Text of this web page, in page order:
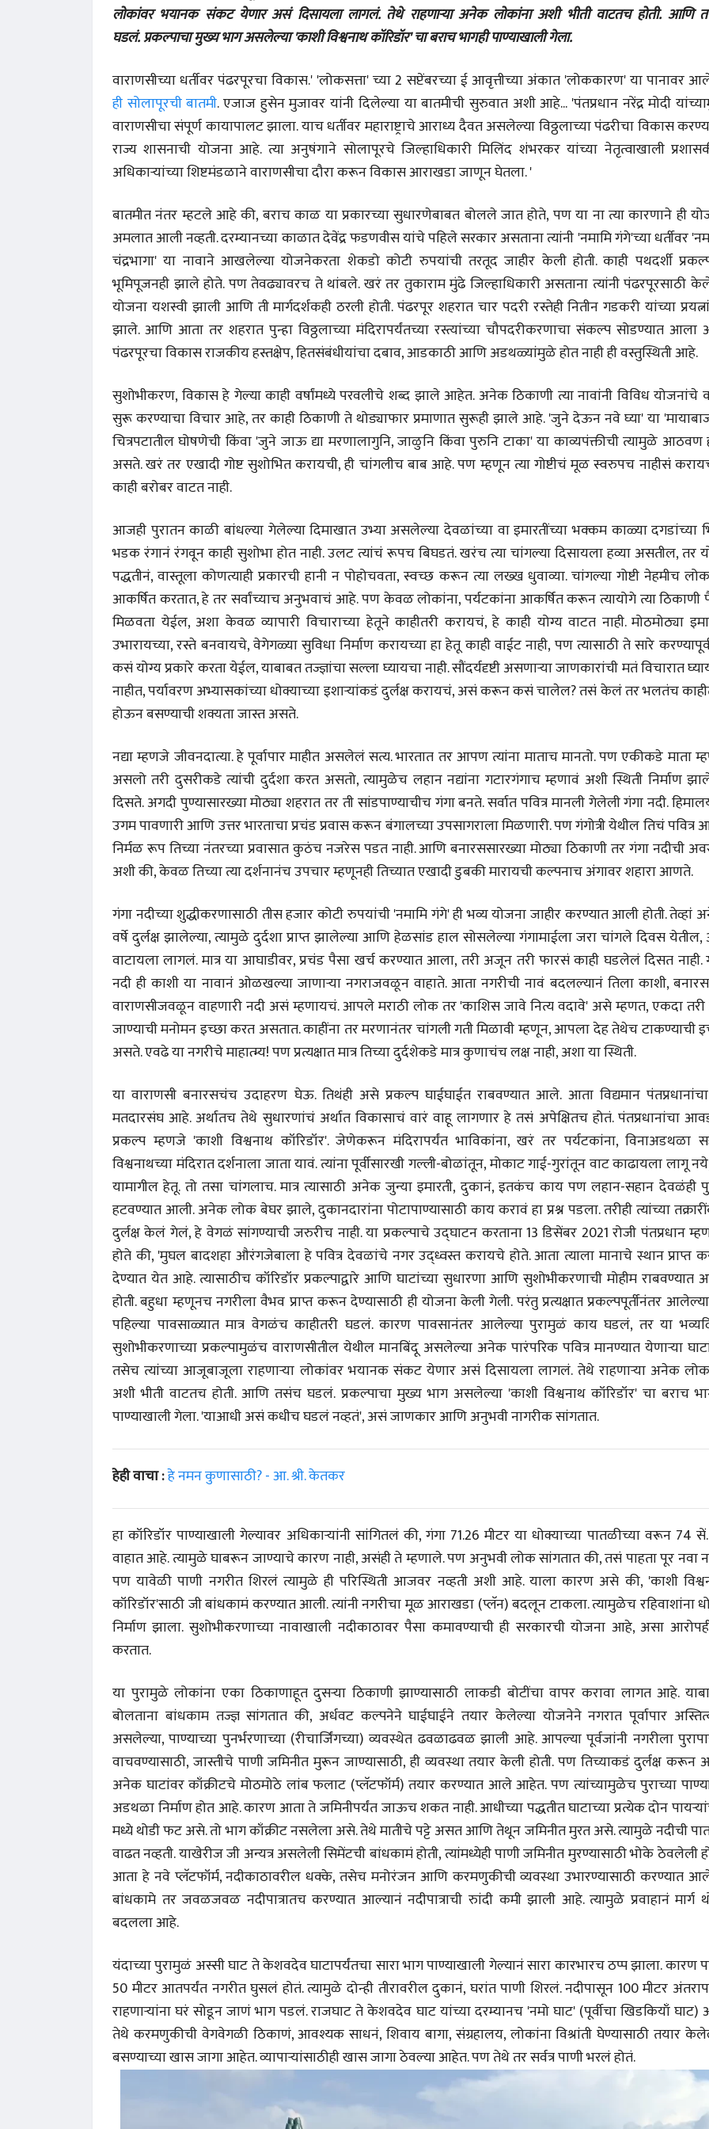
लोकांवर भयानक संकट येणार असं दिसायला लागलं. तेथे राहणाऱ्या अनेक लोकांना अशी भीती वाटतच होती. आणि
घडलं. प्रकल्पाचा मुख्य भाग असलेल्या 'काशी विश्वनाथ कॉरिडॉर' चा बराच भागही पाण्याखाली गेला.
वाराणसीच्या धर्तीवर पंढरपूरचा विकास.' 'लोकसत्ता' च्या 2 सप्टेंबरच्या ई आवृत्तीच्या अंकात 'लोककारण' या पानावर
ही सोलापूरची बातमी. एजाज हुसेन मुजावर यांनी दिलेल्या या बातमीची सुरुवात अशी आहे... 'पंतप्रधान नरेंद्र मोदी
वाराणसीचा संपूर्ण कायापालट झाला. याच धर्तीवर महाराष्ट्राचे आराध्य दैवत असलेल्या विठ्ठलाच्या पंढरीचा विकास
राज्य शासनाची योजना आहे. त्या अनुषंगाने सोलापूरचे जिल्हाधिकारी मिलिंद शंभरकर यांच्या नेतृत्वाखाली
अधिकाऱ्यांच्या शिष्टमंडळाने वाराणसीचा दौरा करून विकास आराखडा जाणून घेतला. '
बातमीत नंतर म्हटले आहे की, बराच काळ या प्रकारच्या सुधारणेबाबत बोलले जात होते, पण या ना त्या कारणाने ही
अमलात आली नव्हती. दरम्यानच्या काळात देवेंद्र फडणवीस यांचे पहिले सरकार असताना त्यांनी 'नमामि गंगे'च्या धर्तीवर
चंद्रभागा' या नावाने आखलेल्या योजनेकरता शेकडो कोटी रुपयांची तरतूद जाहीर केली होती. काही पथदर्शी
भूमिपूजनही झाले होते. पण तेवढ्यावरच ते थांबले. खरं तर तुकाराम मुंढे जिल्हाधिकारी असताना त्यांनी पंढरपूरसाठी
योजना यशस्वी झाली आणि ती मार्गदर्शकही ठरली होती. पंढरपूर शहरात चार पदरी रस्तेही नितीन गडकरी यांच्या
झाले. आणि आता तर शहरात पुन्हा विठ्ठलाच्या मंदिरापर्यंतच्या रस्त्यांच्या चौपदरीकरणाचा संकल्प सोडण्यात आला
पंढरपूरचा विकास राजकीय हस्तक्षेप, हितसंबंधीयांचा दबाव, आडकाठी आणि अडथळ्यांमुळे होत नाही ही वस्तुस्थिती आहे.
सुशोभीकरण, विकास हे गेल्या काही वर्षांमध्ये परवलीचे शब्द झाले आहेत. अनेक ठिकाणी त्या नावांनी विविध योजनांचे
सुरू करण्याचा विचार आहे, तर काही ठिकाणी ते थोड्याफार प्रमाणात सुरूही झाले आहे. 'जुने देऊन नवे घ्या' या
चित्रपटातील घोषणेची किंवा 'जुने जाऊ द्या मरणालागुनि, जाळुनि किंवा पुरुनि टाका' या काव्यपंक्तीची त्यामुळे आठवण
असते. खरं तर एखादी गोष्ट सुशोभित करायची, ही चांगलीच बाब आहे. पण म्हणून त्या गोष्टीचं मूळ स्वरुपच नाहीसं
काही बरोबर वाटत नाही.
आजही पुरातन काळी बांधल्या गेलेल्या दिमाखात उभ्या असलेल्या देवळांच्या वा इमारतींच्या भक्कम काळ्या दगडांच्या
भडक रंगानं रंगवून काही सुशोभा होत नाही. उलट त्यांचं रूपच बिघडतं. खरंच त्या चांगल्या दिसायला हव्या असतील, तर
पद्धतीनं, वास्तूला कोणत्याही प्रकारची हानी न पोहोचवता, स्वच्छ करून त्या लख्ख धुवाव्या. चांगल्या गोष्टी नेहमीच
आकर्षित करतात, हे तर सर्वांच्याच अनुभवाचं आहे. पण केवळ लोकांना, पर्यटकांना आकर्षित करून त्यायोगे त्या ठिकाणी
मिळवता येईल, अशा केवळ व्यापारी विचाराच्या हेतूने काहीतरी करायचं, हे काही योग्य वाटत नाही. मोठमोठ्या
उभारायच्या, रस्ते बनवायचे, वेगेगळ्या सुविधा निर्माण करायच्या हा हेतू काही वाईट नाही, पण त्यासाठी ते सारे
कसं योग्य प्रकारे करता येईल, याबाबत तज्ज्ञांचा सल्ला घ्यायचा नाही. सौंदर्यदृष्टी असणाऱ्या जाणकारांची मतं विचारात
नाहीत, पर्यावरण अभ्यासकांच्या धोक्याच्या इशाऱ्यांकडं दुर्लक्ष करायचं, असं करून कसं चालेल? तसं केलं तर भलतंच
होऊन बसण्याची शक्यता जास्त असते.
नद्या म्हणजे जीवनदात्या. हे पूर्वापार माहीत असलेलं सत्य. भारतात तर आपण त्यांना माताच मानतो. पण एकीकडे माता
असलो तरी दुसरीकडे त्यांची दुर्दशा करत असतो, त्यामुळेच लहान नद्यांना गटारगंगाच म्हणावं अशी स्थिती निर्माण
दिसते. अगदी पुण्यासारख्या मोठ्या शहरात तर ती सांडपाण्याचीच गंगा बनते. सर्वात पवित्र मानली गेलेली गंगा नदी.
उगम पावणारी आणि उत्तर भारताचा प्रचंड प्रवास करून बंगालच्या उपसागराला मिळणारी. पण गंगोत्री येथील तिचं पवित्र
निर्मळ रूप तिच्या नंतरच्या प्रवासात कुठंच नजरेस पडत नाही. आणि बनारससारख्या मोठ्या ठिकाणी तर गंगा नदीची
अशी की, केवळ तिच्या त्या दर्शनानंच उपचार म्हणूनही तिच्यात एखादी डुबकी मारायची कल्पनाच अंगावर शहारा आणते.
गंगा नदीच्या शुद्धीकरणासाठी तीस हजार कोटी रुपयांची 'नमामि गंगे' ही भव्य योजना जाहीर करण्यात आली होती. तेव्हां
वर्षे दुर्लक्ष झालेल्या, त्यामुळे दुर्दशा प्राप्त झालेल्या आणि हेळसांड हाल सोसलेल्या गंगामाईला जरा चांगले दिवस
वाटायला लागलं. मात्र या आघाडीवर, प्रचंड पैसा खर्च करण्यात आला, तरी अजून तरी फारसं काही घडलेलं दिसत नाही.
नदी ही काशी या नावानं ओळखल्या जाणाऱ्या नगराजवळून वाहाते. आता नगरीची नावं बदलल्यानं तिला काशी,
वाराणसीजवळून वाहणारी नदी असं म्हणायचं. आपले मराठी लोक तर 'काशिस जावे नित्य वदावे' असे म्हणत, एकदा
जाण्याची मनोमन इच्छा करत असतात. काहींना तर मरणानंतर चांगली गती मिळावी म्हणून, आपला देह तेथेच टाकण्याची
असते. एवढे या नगरीचे माहात्म्य! पण प्रत्यक्षात मात्र तिच्या दुर्दशेकडे मात्र कुणाचंच लक्ष नाही, अशा या स्थिती.
या वाराणसी बनारसचंच उदाहरण घेऊ. तिथंही असे प्रकल्प घाईघाईत राबवण्यात आले. आता विद्यमान
मतदारसंघ आहे. अर्थातच तेथे सुधारणांचं अर्थात विकासाचं वारं वाहू लागणार हे तसं अपेक्षितच होतं. पंतप्रधानांचा
प्रकल्प म्हणजे 'काशी विश्वनाथ कॉरिडॉर'. जेणेकरून मंदिरापर्यंत भाविकांना, खरं तर पर्यटकांना, विनाअडथळा
विश्वनाथच्या मंदिरात दर्शनाला जाता यावं. त्यांना पूर्वीसारखी गल्ली-बोळांतून, मोकाट गाई-गुरांतून वाट काढायला लागू
यामागील हेतू. तो तसा चांगलाच. मात्र त्यासाठी अनेक जुन्या इमारती, दुकानं, इतकंच काय पण लहान-सहान देवळंही
हटवण्यात आली. अनेक लोक बेघर झाले, दुकानदारांना पोटापाण्यासाठी काय करावं हा प्रश्न पडला. तरीही त्यांच्या
दुर्लक्ष केलं गेलं, हे वेगळं सांगण्याची जरुरीच नाही. या प्रकल्पाचे उद्घाटन करताना 13 डिसेंबर 2021 रोजी पंतप्रधान
होते की, 'मुघल बादशहा औरंगजेबाला हे पवित्र देवळांचे नगर उद्ध्वस्त करायचे होते. आता त्याला मानाचे स्थान प्राप्त
देण्यात येत आहे. त्यासाठीच कॉरिडॉर प्रकल्पाद्वारे आणि घाटांच्या सुधारणा आणि सुशोभीकरणाची मोहीम राबवण्यात
होती. बहुधा म्हणूनच नगरीला वैभव प्राप्त करून देण्यासाठी ही योजना केली गेली. परंतु प्रत्यक्षात प्रकल्पपूर्तीनंतर
पहिल्या पावसाळ्यात मात्र वेगळंच काहीतरी घडलं. कारण पावसानंतर आलेल्या पुरामुळं काय घडलं, तर या
सुशोभीकरणाच्या प्रकल्पामुळंच वाराणसीतील येथील मानबिंदू असलेल्या अनेक पारंपरिक पवित्र मानण्यात येणाऱ्या
तसेच त्यांच्या आजूबाजूला राहणाऱ्या लोकांवर भयानक संकट येणार असं दिसायला लागलं. तेथे राहणाऱ्या अनेक
अशी भीती वाटतच होती. आणि तसंच घडलं. प्रकल्पाचा मुख्य भाग असलेल्या 'काशी विश्वनाथ कॉरिडॉर' चा बराच
पाण्याखाली गेला. 'याआधी असं कधीच घडलं नव्हतं', असं जाणकार आणि अनुभवी नागरीक सांगतात.
हेही वाचा :हे नमन कुणासाठी? - आ. श्री. केतकर
हा कॉरिडॉर पाण्याखाली गेल्यावर अधिकाऱ्यांनी सांगितलं की, गंगा 71.26 मीटर या धोक्याच्या पातळीच्या वरून 74
वाहात आहे. त्यामुळे घाबरून जाण्याचे कारण नाही, असंही ते म्हणाले. पण अनुभवी लोक सांगतात की, तसं पाहता पूर नवा
पण यावेळी पाणी नगरीत शिरलं त्यामुळे ही परिस्थिती आजवर नव्हती अशी आहे. याला कारण असे की, 'काशी
कॉरिडॉर'साठी जी बांधकामं करण्यात आली. त्यांनी नगरीचा मूळ आराखडा (प्लॅन) बदलून टाकला. त्यामुळेच रहिवाशांना
निर्माण झाला. सुशोभीकरणाच्या नावाखाली नदीकाठावर पैसा कमावण्याची ही सरकारची योजना आहे, असा
करतात.
या पुरामुळे लोकांना एका ठिकाणाहूत दुसऱ्या ठिकाणी झाण्यासाठी लाकडी बोटींचा वापर करावा लागत आहे.
बोलताना बांधकाम तज्ज्ञ सांगतात की, अर्धवट कल्पनेने घाईघाईने तयार केलेल्या योजनेने नगरात पूर्वापार
असलेल्या, पाण्याच्या पुनर्भरणाच्या (रीचार्जिंगच्या) व्यवस्थेत ढवळाढवळ झाली आहे. आपल्या पूर्वजांनी नगरीला
वाचवण्यासाठी, जास्तीचे पाणी जमिनीत मुरून जाण्यासाठी, ही व्यवस्था तयार केली होती. पण तिच्याकडं दुर्लक्ष करून
अनेक घाटांवर काँक्रीटचे मोठमोठे लांब फलाट (प्लॅटफॉर्म) तयार करण्यात आले आहेत. पण त्यांच्यामुळेच पुराच्या
अडथळा निर्माण होत आहे. कारण आता ते जमिनीपर्यंत जाऊच शकत नाही. आधीच्या पद्धतीत घाटाच्या प्रत्येक दोन
मध्ये थोडी फट असे. तो भाग काँक्रीट नसलेला असे. तेथे मातीचे पट्टे असत आणि तेथून जमिनीत मुरत असे. त्यामुळे नदीची
वाढत नव्हती. याखेरीज जी अन्यत्र असलेली सिमेंटची बांधकामं होती, त्यांमध्येही पाणी जमिनीत मुरण्यासाठी भोके ठेवलेली
आता हे नवे प्लॅटफॉर्म, नदीकाठावरील धक्के, तसेच मनोरंजन आणि करमणुकीची व्यवस्था उभारण्यासाठी करण्यात
बांधकामे तर जवळजवळ नदीपात्रातच करण्यात आल्यानं नदीपात्राची रुांदी कमी झाली आहे. त्यामुळे प्रवाहानं मार्ग
बदलला आहे.
यंदाच्या पुरामुळं अस्सी घाट ते केशवदेव घाटापर्यंतचा सारा भाग पाण्याखाली गेल्यानं सारा कारभारच ठप्प झाला. कारण
50 मीटर आतपर्यंत नगरीत घुसलं होतं. त्यामुळे दोन्ही तीरावरील दुकानं, घरांत पाणी शिरलं. नदीपासून 100 मीटर
राहणाऱ्यांना घरं सोडून जाणं भाग पडलं. राजघाट ते केशवदेव घाट यांच्या दरम्यानच 'नमो घाट' (पूर्वीचा खिडकियाँ
तेथे करमणुकीची वेगवेगळी ठिकाणं, आवश्यक साधनं, शिवाय बागा, संग्रहालय, लोकांना विश्रांती घेण्यासाठी तयार
बसण्याच्या खास जागा आहेत. व्यापाऱ्यांसाठीही खास जागा ठेवल्या आहेत. पण तेथे तर सर्वत्र पाणी भरलं होतं.
लेख
एका पोटनिवडणूक
विजयापलीकडचे राजकारण
केतनकुमार पाटील
बाभळीच्या बाया कसं लिहून
झालं?
वनश्री वनकर
02 Aug 2026
भाषण
'चीन भेटीतील भाषणे' या
पुस्तकाचा प्रकाशनसोहळा
सानिया कर्णिक, सतीश बागल,
नीती बडवे, भानू काळे
पत्र
एक सक्षम आणि जागतिक
दर्जाची शिक्षणव्यवस्था ही
काळाची गरज आहे
शशी थरूर
31 Jul 2026
दर्जा देण्यासंदर्भात फोल
ठरलेली आश्वासनं
रामचंद्र गुहा
28 Jul 2026
लेख
प्रधानांच्याच काय
पंतप्रधानांच्या
प्रश्न सुटणार
स्नेहलता जाधव
Will Sonam
Wangchuk's
Strike Make a
Difference?
Editor
20 Jul 2026
व्यक्तिवेध
17 Jul 2026
आगामी पुस्तकातील अंश
चीनचा निरोप घेताना...
रवींद्रनाथ टागोर.
16 Jul 2026
भाषण
ज्येष्ठांचा आत्मसन्मान जपणारी
रुग्णशुश्रूषा : हॉस्पिस
डॉ. दिलीप शिंदे आणि मान्यवर
लेख
उगवती नोस्कोव्हा, मावळतीला
झुकलेला जोकोविच आणि
दरम्यान विम्बल्डन
आ. श्री. केतकर
१५५ सदाशिव पेठ, सातारा :
लोकविलक्षण दाभोलकर
कुटुंबाची कथा
ज्ञानदेव म्हस्के, डॉ. शैला
दाभोलकर, दत्तप्रसाद दाभोळकर,
दत्ता दामोदर नायक
08 Jul 2026
व्यक्तिवेध
सोमनाथ कोमरपंत
17 Jul 2026
आगामी
चीनचा निरोप
रवींद्रनाथ टागोर.
16 Jul 2026
ज्येष्ठांचा
रुग्णशुश्रूषा :
डॉ. दिलीप शिंदे
लेख
उगवती
झुकलेला
दरम्यान विम्बल्डन
आ. श्री. केतकर
१५५ सदाशिव पेठ,
लोकविलक्षण
कुटुंबाची कथा
ज्ञानदेव म्हस्के,
दाभोलकर, दत्तप्रसाद
दत्ता दामोदर नायक
08 Jul 2026
अंक वाचण्यासाठी येथे क्लिक करा.. अंक वाचण्यासाठी येथे क्लिक करा..
धार्मिक व सामाजिक सुधारणा हे पुस्तक खरेदी
करण्यासाठी येथे क्लिक करा.
भारतीय अर्थकारणावरील निबंध हे पुस्तक
खरेदी करण्यासाठी येथे क्लिक करा.
चीन भेटीतील भाषणे - रवींद्रनाथ टागोर
(अनुवाद सानिया कर्णिक )